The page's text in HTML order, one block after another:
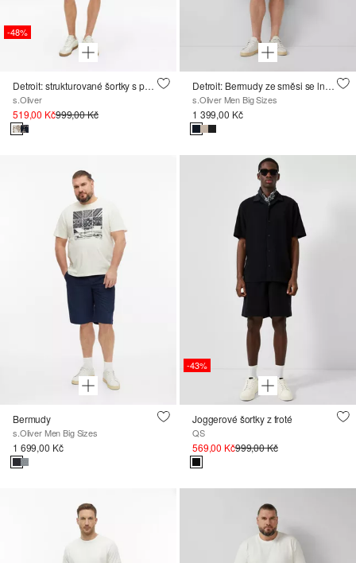
-48%
Detroit: strukturované šortky s potiskem po celé ploše
s.Oliver
519,00 Kč999,00 Kč
Detroit: Bermudy ze směsi se lnem
s.Oliver Men Big Sizes
1 399,00 Kč
Bermudy
s.Oliver Men Big Sizes
1 699,00 Kč
-43%
Joggerové šortky z froté
QS
569,00 Kč999,00 Kč